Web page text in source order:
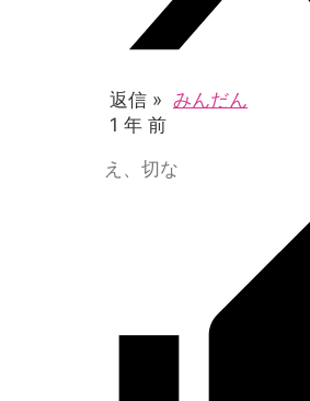
返信 » みんだん
1 年 前
え、切な